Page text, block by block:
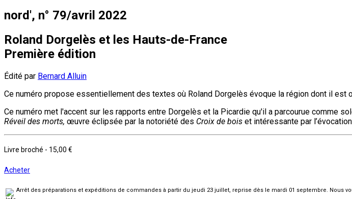
nord', n° 79/avril 2022
Roland Dorgelès et les Hauts-de-France
Première édition
Édité par Bernard Alluin
Ce numéro propose essentiellement des textes où Roland Dorgelès évoque la région dont il est
Ce numéro met l'accent sur les rapports entre Dorgelès et la Picardie qu'il a parcourue comme
Réveil des morts, œuvre éclipsée par la notoriété des Croix de bois et intéressante par
Livre broché - 15,00 €
Acheter
Arrêt des préparations et expéditions de commandes à partir du jeudi 23 juillet, reprise dès le mardi 01 septembre. Nous